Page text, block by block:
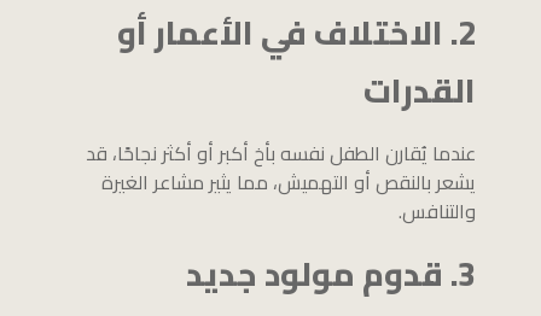
2. الاختلاف في الأعمار أو
القدرات
عندما يُقارن الطفل نفسه بأخ أكبر أو أكثر نجاحًا، قد
يشعر بالنقص أو التهميش، مما يثير مشاعر الغيرة
والتنافس.
3. قدوم مولود جديد